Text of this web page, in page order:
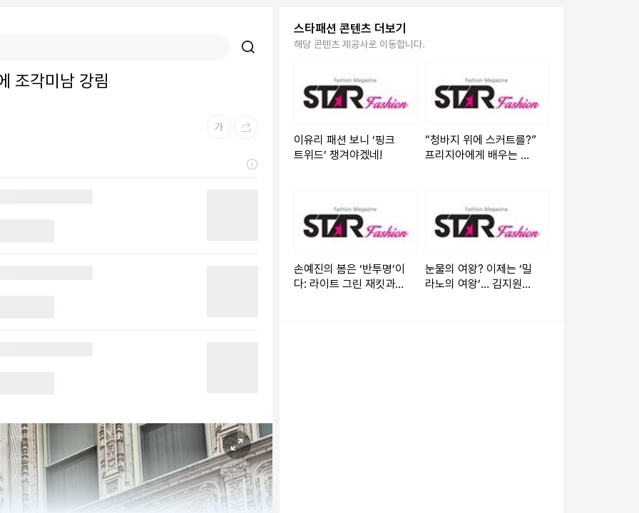
조각미남 강림
스타패션 콘텐츠 더보기
해당 콘텐츠 제공사로 이동합니다.
이유리 패션 보니 ‘핑크
트위드’ 챙겨야겠네!
“청바지 위에 스커트를?”
프리지아에게 배우는 역
손예진의 봄은 ‘반투명’이
다: 라이트 그린 재킷과
눈물의 여왕? 이제는 ‘밀
라노의 여왕’… 김지원이